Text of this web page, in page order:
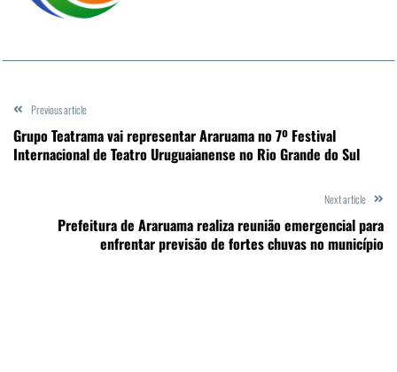
Previous article
Grupo Teatrama vai representar Araruama no 7º Festival
Internacional de Teatro Uruguaianense no Rio Grande do Sul
Next article
Prefeitura de Araruama realiza reunião emergencial para
enfrentar previsão de fortes chuvas no município